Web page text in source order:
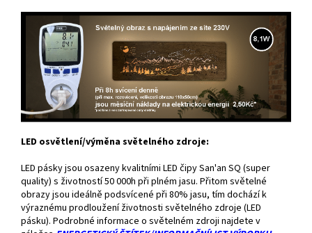
LED osvětlení/výměna světelného zdroje:
LED pásky jsou osazeny kvalitními LED čipy San'an SQ (super
quality) s životností 50 000h při plném jasu. Přitom světelné
obrazy jsou ideálně podsvícené při 80% jasu, tím dochází k
výraznému prodloužení životnosti světelného zdroje (LED
pásku). Podrobné informace o světelném zdroji najdete v